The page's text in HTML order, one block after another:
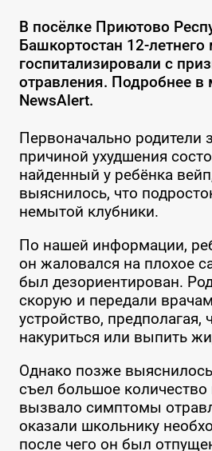
В посёлке Приютово
Башкортостан 12-летнего
госпитализировали с
отравления. Подробнее в
NewsAlert.
Первоначально родители
причиной ухудшения
найденный у ребёнка
выяснилось, что
немытой клубники.
По нашей информации,
он жаловался на плохое
был дезориентирован.
скорую и передали
устройство, предполагая,
накуриться или выпить
Однако позже
съел большое количество
вызвало симптомы
оказали школьнику
после чего он был